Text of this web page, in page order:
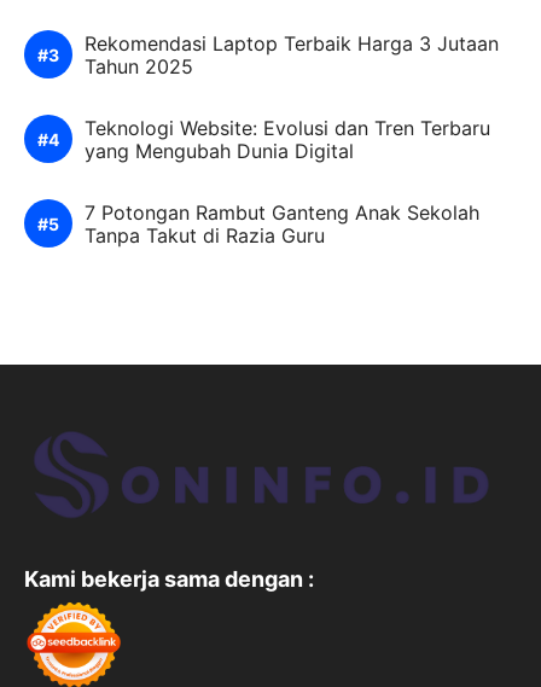
Rekomendasi Laptop Terbaik Harga 3 Jutaan
Tahun 2025
Teknologi Website: Evolusi dan Tren Terbaru
yang Mengubah Dunia Digital
7 Potongan Rambut Ganteng Anak Sekolah
Tanpa Takut di Razia Guru
Kami bekerja sama dengan :